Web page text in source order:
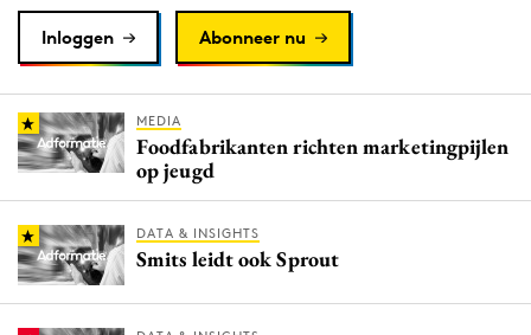
Purpose Marketing
Reputatie & crisis
Inloggen Abonneer nu
MEDIA
Foodfabrikanten richten marketingpijlen
op jeugd
DATA & INSIGHTS
Smits leidt ook Sprout